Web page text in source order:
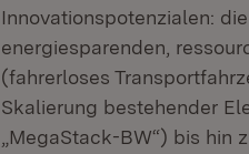
Innovationspotenzialen:
energiesparenden,
(fahrerloses
Skalierung bestehender
„MegaStack-BW“) bis